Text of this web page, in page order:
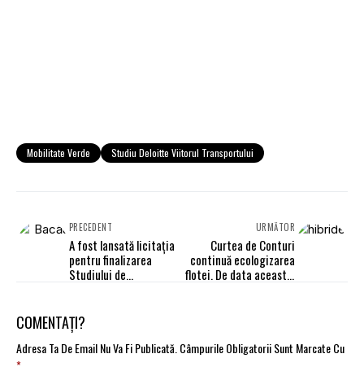
Mobilitate Verde Studiu Deloitte Viitorul Transportului
PRECEDENT
A fost lansată licitația
pentru finalizarea
Studiului de
Bacău
URMĂTOR
Curtea de Conturi
continuă ecologizarea
flotei. De data aceasta,
COMENTAȚI?
Adresa Ta De Email Nu Va Fi Publicată.Câmpurile Obligatorii Sunt Marcate Cu